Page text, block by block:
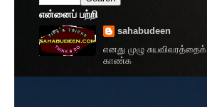
என்னைப் பற்றி
sahabudeen
எனது முழு சுயவிவரத்தைக்
காண்க